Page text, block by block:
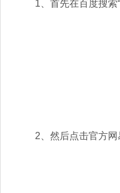
1、首先在百度搜索“
2、然后点击官方网